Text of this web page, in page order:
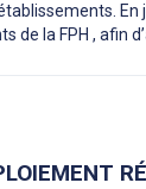
En
de la FPH , afin